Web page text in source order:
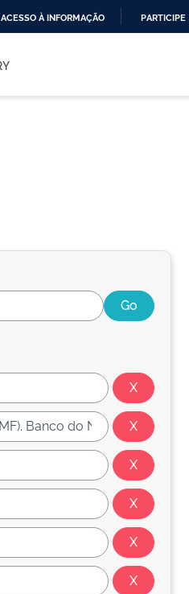
ACESSO À INFORMAÇÃO PARTICIPE